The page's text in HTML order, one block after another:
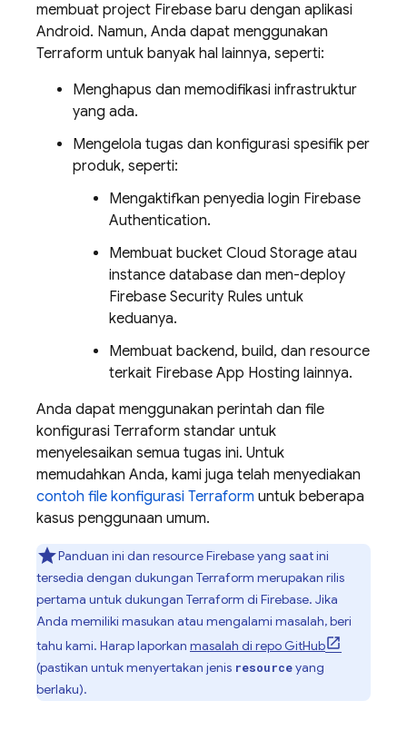
membuat project Firebase baru dengan aplikasi
Android. Namun, Anda dapat menggunakan
Terraform untuk banyak hal lainnya, seperti:
Menghapus dan memodifikasi infrastruktur
yang ada.
Mengelola tugas dan konfigurasi spesifik per
produk, seperti:
Mengaktifkan penyedia login Firebase
Authentication.
Membuat bucket Cloud Storage atau
instance database dan men-deploy
Firebase Security Rules untuk
keduanya.
Membuat backend, build, dan resource
terkait Firebase App Hosting lainnya.
Anda dapat menggunakan perintah dan file
konfigurasi Terraform standar untuk
menyelesaikan semua tugas ini. Untuk
memudahkan Anda, kami juga telah menyediakan
contoh file konfigurasi Terraform untuk beberapa
kasus penggunaan umum.
Panduan ini dan resource Firebase yang saat ini
tersedia dengan dukungan Terraform merupakan rilis
pertama untuk dukungan Terraform di Firebase. Jika
Anda memiliki masukan atau mengalami masalah, beri
tahu kami. Harap laporkan masalah di repo GitHub
(pastikan untuk menyertakan jenis resourceyang
berlaku).